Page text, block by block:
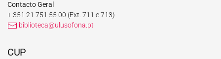
Contacto Geral
+ 351 21 751 55 00 (Ext. 711 e 713)
biblioteca@ulusofona.pt
CUP